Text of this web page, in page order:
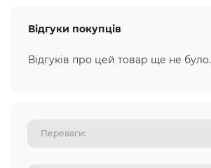
Відгуки покупців
Відгуків про цей товар ще не було.